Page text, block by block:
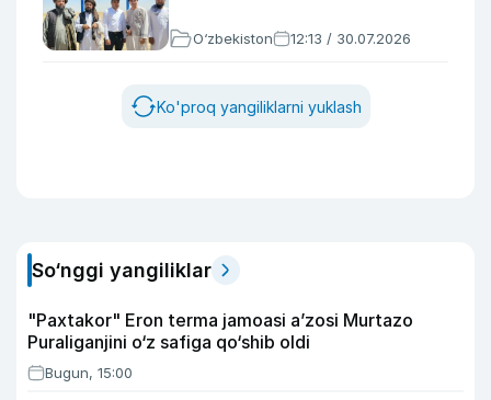
O‘zbekiston 12:13 / 30.07.2026
Ko'proq yangiliklarni yuklash
So‘nggi yangiliklar
"Paxtakor" Eron terma jamoasi a’zosi Murtazo
Puraliganjini o‘z safiga qo‘shib oldi
Bugun, 15:00